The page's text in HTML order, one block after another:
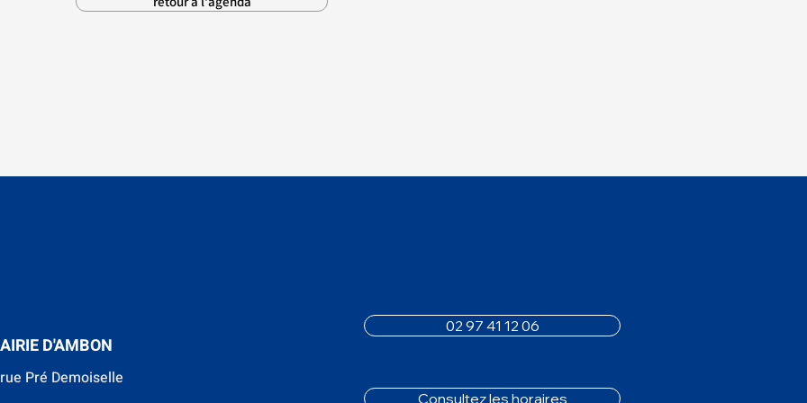
D'AMBON
Pré Demoiselle
02 97 41 12 06
Consultez les horaires